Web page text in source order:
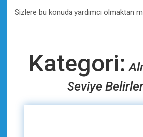
Sizlere bu konuda yardımcı olmaktan
Kategori:
Seviye